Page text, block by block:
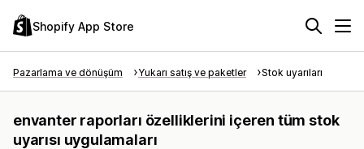
Shopify App Store
Pazarlama ve dönüşüm Yukarı satış ve paketler Stok uyarıları
envanter raporları özelliklerini içeren tüm stok
uyarısı uygulamaları